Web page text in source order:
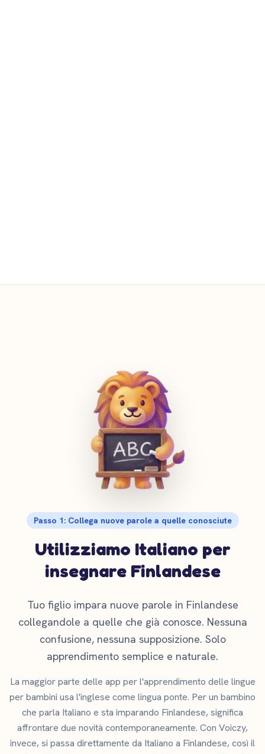
Passo 1: Collega nuove parole a quelle conosciute
Utilizziamo Italiano per
insegnare Finlandese
Tuo figlio impara nuove parole in Finlandese
collegandole a quelle che già conosce. Nessuna
confusione, nessuna supposizione. Solo
apprendimento semplice e naturale.
La maggior parte delle app per l'apprendimento delle lingue
per bambini usa l'inglese come lingua ponte. Per un bambino
che parla Italiano e sta imparando Finlandese, significa
affrontare due novità contemporaneamente. Con Voiczy,
invece, si passa direttamente da Italiano a Finlandese, così il